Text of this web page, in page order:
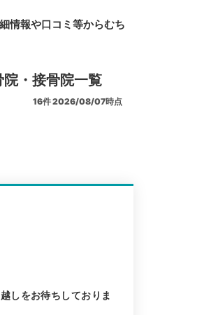
情報や口コミ等からむち
・接骨院一覧
16件2026/08/07時点
しをお待ちしておりま